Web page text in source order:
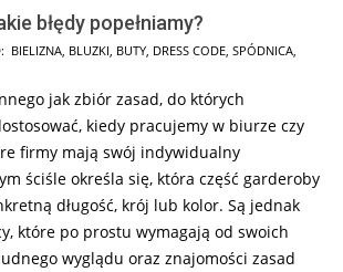
błędy popełniamy?
BIELIZNA BLUZKI BUTY DRESS CODE SPÓDNICA
jak zbiór zasad, do których
kiedy pracujemy w biurze czy
firmy mają swój indywidualny
ściśle określa się, która część garderoby
długość, krój lub kolor. Są jednak
które po prostu wymagają od swoich
wyglądu oraz znajomości zasad